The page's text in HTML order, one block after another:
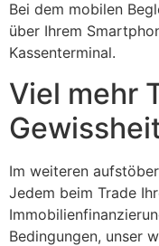
Bei dem mobilen
über Ihrem
Kassenterminal.
Viel mehr
Im weiteren
Jedem beim Trade
Bedingungen, unser